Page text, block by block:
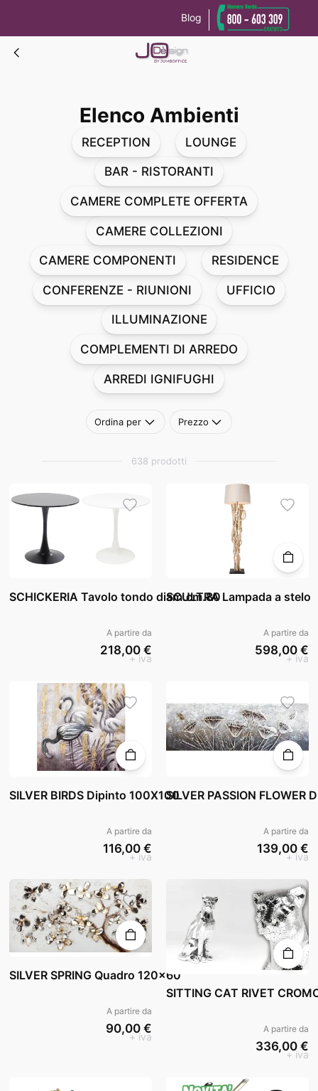
Blog
Elenco Ambienti
Elenco Ambienti
RECEPTION LOUNGE
BAR - RISTORANTI
CAMERE COMPLETE OFFERTA
CAMERE COLLEZIONI
CAMERE COMPONENTI RESIDENCE
CONFERENZE - RIUNIONI UFFICIO
ILLUMINAZIONE
COMPLEMENTI DI ARREDO
ARREDI IGNIFUGHI
Ordina per Prezzo
638 prodotti
SCHICKERIA Tavolo tondo diam.cm.80
A partire da
218,00 €
+ iva
SCULTRA Lampada a stelo
A partire da
598,00 €
+ iva
SILVER BIRDS Dipinto 100X100
A partire da
116,00 €
+ iva
SILVER PASSION FLOWER
A partire da
139,00 €
+ iva
SILVER SPRING Quadro 120x60
A partire da
90,00 €
+ iva
SITTING CAT RIVET
A partire da
336,00 €
+ iva
Informativa sulla raccolta
Le tue preferenze relative alla privacy